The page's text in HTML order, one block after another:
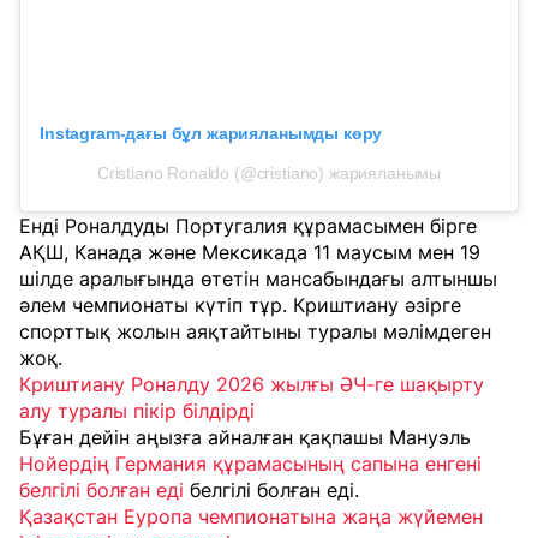
Instagram-дағы бұл жарияланымды көру
Cristiano Ronaldo (@cristiano) жарияланымы
Енді Роналдуды Португалия құрамасымен бірге
АҚШ, Канада және Мексикада 11 маусым мен 19
шілде аралығында өтетін мансабындағы алтыншы
әлем чемпионаты күтіп тұр. Криштиану әзірге
спорттық жолын аяқтайтыны туралы мәлімдеген
жоқ.
Криштиану Роналду 2026 жылғы ӘЧ-ге шақырту
алу туралы пікір білдірді
Бұған дейін аңызға айналған қақпашы Мануэль
Нойердің Германия құрамасының сапына енгені
белгілі болған еді белгілі болған еді.
Қазақстан Еуропа чемпионатына жаңа жүйемен